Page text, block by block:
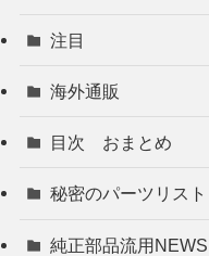
注目
海外通販
目次 おまとめ
秘密のパーツリスト
純正部品流用NEWS